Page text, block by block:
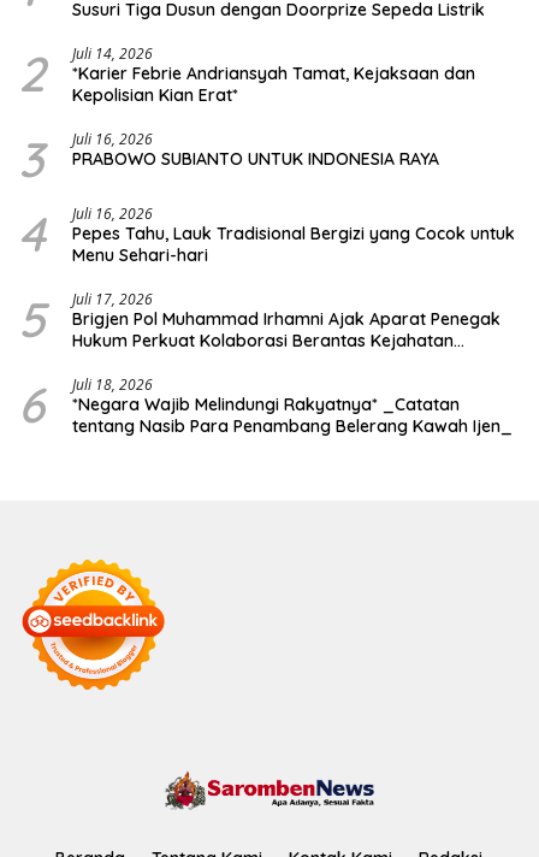
Susuri Tiga Dusun dengan Doorprize Sepeda Listrik
2 Juli 14, 2026
*Karier Febrie Andriansyah Tamat, Kejaksaan dan
Kepolisian Kian Erat*
3 Juli 16, 2026
PRABOWO SUBIANTO UNTUK INDONESIA RAYA
4 Juli 16, 2026
Pepes Tahu, Lauk Tradisional Bergizi yang Cocok untuk
Menu Sehari-hari
5 Juli 17, 2026
Brigjen Pol Muhammad Irhamni Ajak Aparat Penegak
Hukum Perkuat Kolaborasi Berantas Kejahatan
6 Juli 18, 2026
*Negara Wajib Melindungi Rakyatnya* _Catatan
tentang Nasib Para Penambang Belerang Kawah Ijen_